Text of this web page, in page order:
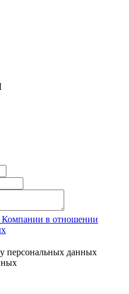
Компании в отношении
персональных данных